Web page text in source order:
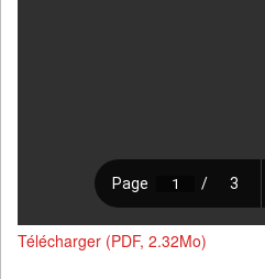
Télécharger (PDF, 2.32Mo)